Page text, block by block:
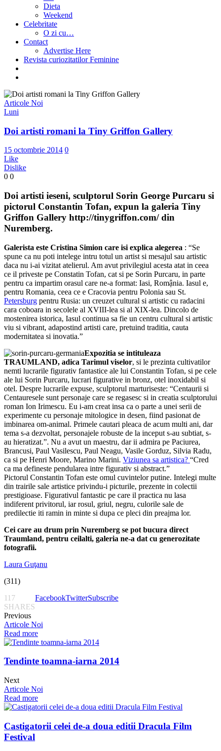
Dieta
Weekend
Celebritate
O zi cu…
Contact
Advertise Here
Revista curiozitatilor Feminine
Articole Noi
Luni
Doi artisti romani la Tiny Griffon Gallery
15 octombrie 2014 0
Like
Dislike
0 0
Doi artisti ieseni, sculptorul Sorin George Purcaru si
pictorul Constantin Tofan, expun la galeria Tiny
Griffon Gallery http://tinygriffon.com/ din
Nuremberg.
Galerista este Cristina Simion care isi explica alegerea : “Se
spune ca nu poti intelege intru totul un artist si mesajul sau artistic
daca nu i-ai vizitat atelierul. Am avut privilegiul acesta atat in ceea
ce il priveste pe Constatin Tofan, cat si pe Sorin Purcaru, in parte
pentru ca impartim orasul care ne-a format: Iasi, Romậnia. Iasul e,
pentru Romania, ceea ce e Cracovia pentru Polonia sau St.
Petersburg pentru Rusia: un creuzet cultural si artistic cu radacini
cara coboara in secolele al XVIII-lea si al XIX-lea. Dincolo de
mostenirea istorica, Iasul continua sa fie un centru cultural si artistic
viu si vibrant, adapostind artisti care, pretuind traditia, cauta
modernitatea si inovatia.”
Expozitia se intituleaza
TRAUMLAND, adica Tarimul viselor, si le prezinta cultivatilor
nemti lucrarile figurativ fantastice ale lui Constantin Tofan, si pe cele
ale lui Sorin Purcaru, lucrari figurative in bronz, otel inoxidabil si
otel. Despre lucrarile expuse, sculptorul marturiseste: “Centaurii si
Centauresele sunt personaje care se regasesc si in creatia sculptorului
roman Ion Irimescu. Eu i-am creat insa ca o parte a unei serii de
experimente cu personaje mitologice in desen, fiind pasionat de
imbinarea om-animal. Primele cautari pleaca de acum multi ani, dar
tema s-a dezvoltat, personajele robuste de la inceput s-au subtiat, s-
au hieratizat.”. Nu a avut un maestru, dar ii admira pe Paciurea,
Brancusi, Paul Vasilescu, Paul Neagu, Vasile Gorduz, Silvia Radu,
ca si pe Henri Moore, Marino Marini. Viziunea sa artistica? “Cred
ca ma defineste pendularea intre figurativ si abstract.”
Pictorul Constantin Tofan este omul cuvintelor putine. Intelegi multe
din trairile sale artistice privindu-i picturile, prezente in colectii
prestigioase. Figurativul fantastic pe care il practica nu lasa
indiferent privitorul, iar rosul, griul, negru, culorile sale de
predilectie iti ramin in minte si dupa ce pleci din preajma lor.
Cei care au drum prin Nuremberg se pot bucura direct
Traumland, pentru ceilalti, galeria ne-a dat cu generozitate
fotografii.
Laura Guţanu
(311)
117
SHARES
FacebookTwitterSubscribe
Previous
Articole Noi
Read more
Tendinte toamna-iarna 2014
Next
Articole Noi
Read more
Castigatorii celei de-a doua editii Dracula Film
Festival